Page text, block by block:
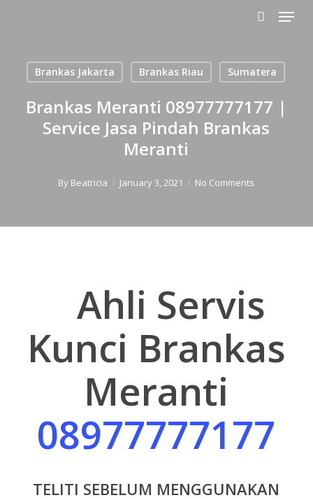
content
Menu
Brankas Jakarta Brankas Riau Sumatera
Brankas Meranti 08977777177 |
Service Jasa Pindah Brankas
Meranti
By Beatricia January 3, 2021 No Comments
Ahli Servis
Kunci Brankas
Meranti
08977777177
TELITI SEBELUM MENGGUNAKAN